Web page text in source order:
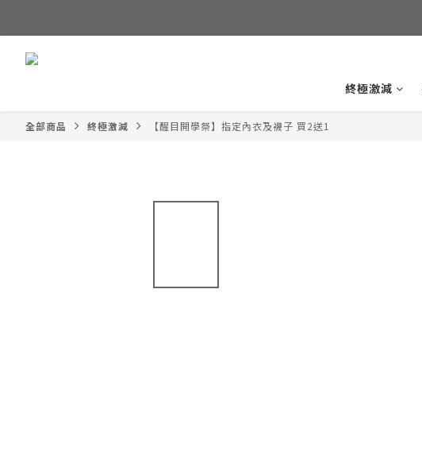
終極激減
全部商品 終極激減 【醒目開學祭】指定內衣及襪子 買2送1